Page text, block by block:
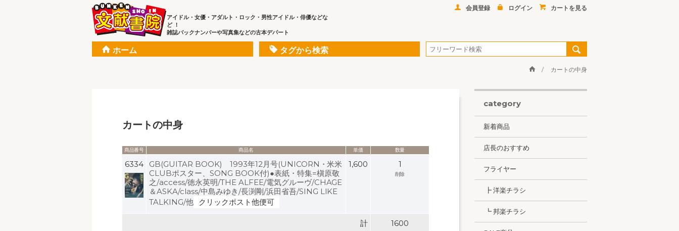
アイドル・女優・アダルト・ロック・男性アイドル・俳優などな
ど ！
雑誌バックナンバーや写真集などの古本デパート
会員登録 ログイン カートを見る
ホーム タグから検索
カートの中身
カートの中身
商品番号 商品名 単価 数量
6334
GB(GUITAR BOOK) 1993年12月号(UNICORN・米米
CLUBポスター、SONG BOOK付)●表紙・特集=槇原敬
之/access/徳永英明/THE ALFEE/電気グルーヴ/CHAGE
＆ASKA/class/中島みゆき/長渕剛/浜田省吾/SING LIKE
TALKING/他
クリックポスト他便可
1,600 1
削除
計 1600
category
新着商品
店長のおすすめ
フライヤー
┣ 洋楽チラシ
┗ 邦楽チラシ